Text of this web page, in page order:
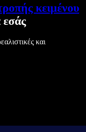
κειμένου
εσάς
και